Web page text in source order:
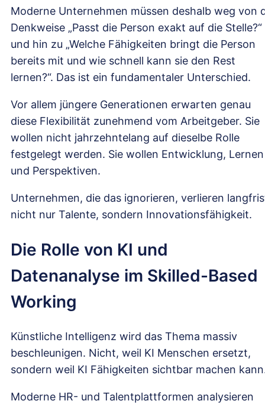
Moderne Unternehmen müssen deshalb weg von
Denkweise „Passt die Person exakt auf die Stelle?“
und hin zu „Welche Fähigkeiten bringt die Person
bereits mit und wie schnell kann sie den Rest
lernen?“. Das ist ein fundamentaler Unterschied.
Vor allem jüngere Generationen erwarten genau
diese Flexibilität zunehmend vom Arbeitgeber. Sie
wollen nicht jahrzehntelang auf dieselbe Rolle
festgelegt werden. Sie wollen Entwicklung, Lernen
und Perspektiven.
Unternehmen, die das ignorieren, verlieren
nicht nur Talente, sondern Innovationsfähigkeit.
Die Rolle von KI und
Datenanalyse im Skilled-Based
Working
Künstliche Intelligenz wird das Thema massiv
beschleunigen. Nicht, weil KI Menschen ersetzt,
sondern weil KI Fähigkeiten sichtbar machen
Moderne HR- und Talentplattformen analysieren